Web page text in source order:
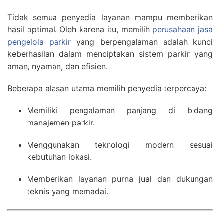
Tidak semua penyedia layanan mampu memberikan
hasil optimal. Oleh karena itu, memilih perusahaan jasa
pengelola parkir yang berpengalaman adalah kunci
keberhasilan dalam menciptakan sistem parkir yang
aman, nyaman, dan efisien.
Beberapa alasan utama memilih penyedia terpercaya:
Memiliki pengalaman panjang di bidang
manajemen parkir.
Menggunakan teknologi modern sesuai
kebutuhan lokasi.
Memberikan layanan purna jual dan dukungan
teknis yang memadai.